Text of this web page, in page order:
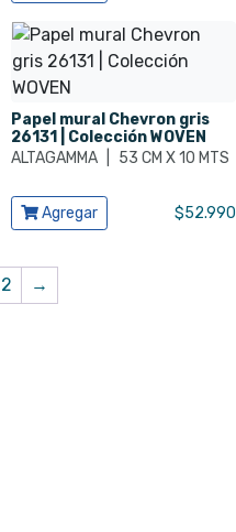
Papel mural Chevron gris
26131 | Colección WOVEN
ALTAGAMMA
53 CM X 10 MTS
Ver producto
Agregar $52.990
2 →